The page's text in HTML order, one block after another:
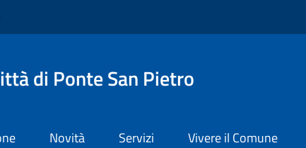
di Ponte San Pietro
Novità Servizi Vivere il Comune